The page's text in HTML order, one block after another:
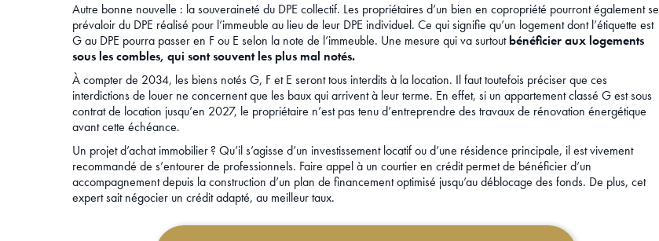
Autre bonne nouvelle : la souveraineté du DPE collectif. Les propriétaires d’un bien en copropriété pourront également se
prévaloir du DPE réalisé pour l’immeuble au lieu de leur DPE individuel. Ce qui signifie qu’un logement dont l’étiquette est
G au DPE pourra passer en F ou E selon la note de l’immeuble. Une mesure qui va surtoutbénéficier aux logements
sous les combles, qui sont souvent les plus mal notés.
À compter de 2034, les biens notés G, F et E seront tous interdits à la location. Il faut toutefois préciser que ces
interdictions de louer ne concernent que les baux qui arrivent à leur terme. En effet, si un appartement classé G est sous
contrat de location jusqu’en 2027, le propriétaire n’est pas tenu d’entreprendre des travaux de rénovation énergétique
avant cette échéance.
Un projet d’achat immobilier ? Qu’il s’agisse d’un investissement locatif ou d’une résidence principale, il est vivement
recommandé de s’entourer de professionnels. Faire appel à un courtier en crédit permet de bénéficier d’un
accompagnement depuis la construction d’un plan de financement optimisé jusqu’au déblocage des fonds. De plus, cet
expert sait négocier un crédit adapté, au meilleur taux.